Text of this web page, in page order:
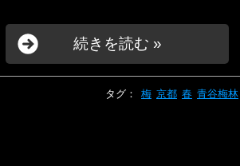
続きを読む »
タグ： 梅 京都 春 青谷梅林